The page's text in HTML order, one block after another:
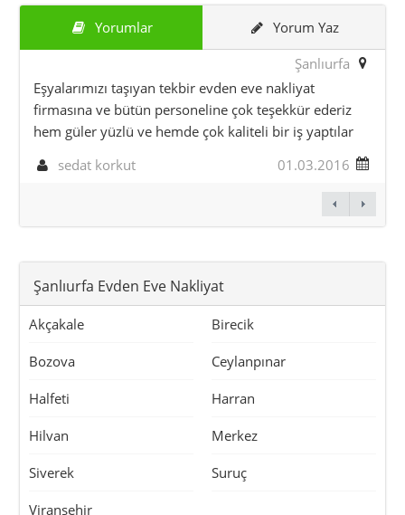
Yorumlar
Yorum Yaz
Şanlıurfa
Eşyalarımızı taşıyan tekbir evden eve nakliyat
firmasına ve bütün personeline çok teşekkür ederiz
hem güler yüzlü ve hemde çok kaliteli bir iş yaptılar
sedat korkut
01.03.2016
Şanlıurfa Evden Eve Nakliyat
Akçakale Birecik
Bozova Ceylanpınar
Halfeti Harran
Hilvan Merkez
Siverek Suruç
Viranşehir